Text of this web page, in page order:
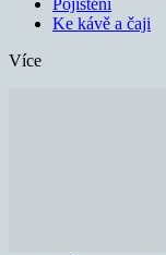
Pojištění
Ke kávě a čaji
Více